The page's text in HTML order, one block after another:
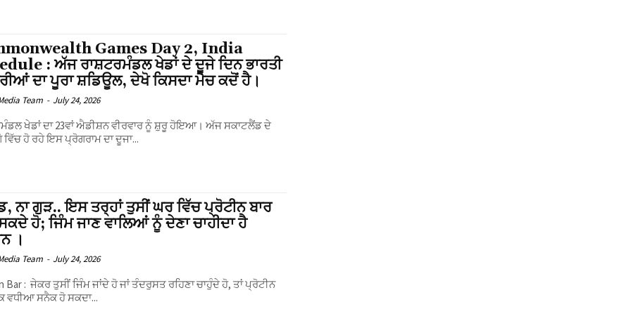
Games Day 2, India
: ਅੱਜ ਰਾਸ਼ਟਰਮੰਡਲ ਖੇਡਾਂ ਦੇ ਦੂਜੇ ਦਿਨ ਭਾਰਤੀ
ਦਾ ਪੂਰਾ ਸ਼ਡਿਊਲ, ਦੇਖੋ ਕਿਸਦਾ ਮੈਚ ਕਦੋਂ ਹੈ।
Team - July 24, 2026
ਖੇਡਾਂ ਦਾ 23ਵਾਂ ਐਡੀਸ਼ਨ ਵੀਰਵਾਰ ਨੂੰ ਸ਼ੁਰੂ ਹੋਇਆ। ਅੱਜ ਸਕਾਟਲੈਂਡ ਦੇ
ਵਿੱਚ ਹੋ ਰਹੇ ਇਸ ਪ੍ਰੋਗਰਾਮ ਦਾ ਦੂਜਾ...
ਨਾ ਗੁੜ.. ਇਸ ਤਰ੍ਹਾਂ ਤੁਸੀਂ ਘਰ ਵਿੱਚ ਪ੍ਰੋਟੀਨ ਬਾਰ
ਹੋ; ਜਿੰਮ ਜਾਣ ਵਾਲਿਆਂ ਨੂੰ ਦੇਣਾ ਚਾਹੀਦਾ ਹੈ
।
Team - July 24, 2026
Bar : ਜੇਕਰ ਤੁਸੀਂ ਜਿੰਮ ਜਾਂਦੇ ਹੋ ਜਾਂ ਤੰਦਰੁਸਤ ਰਹਿਣਾ ਚਾਹੁੰਦੇ ਹੋ, ਤਾਂ ਪ੍ਰੋਟੀਨ
ਵਧੀਆ ਸਨੈਕ ਹੋ ਸਕਦਾ...